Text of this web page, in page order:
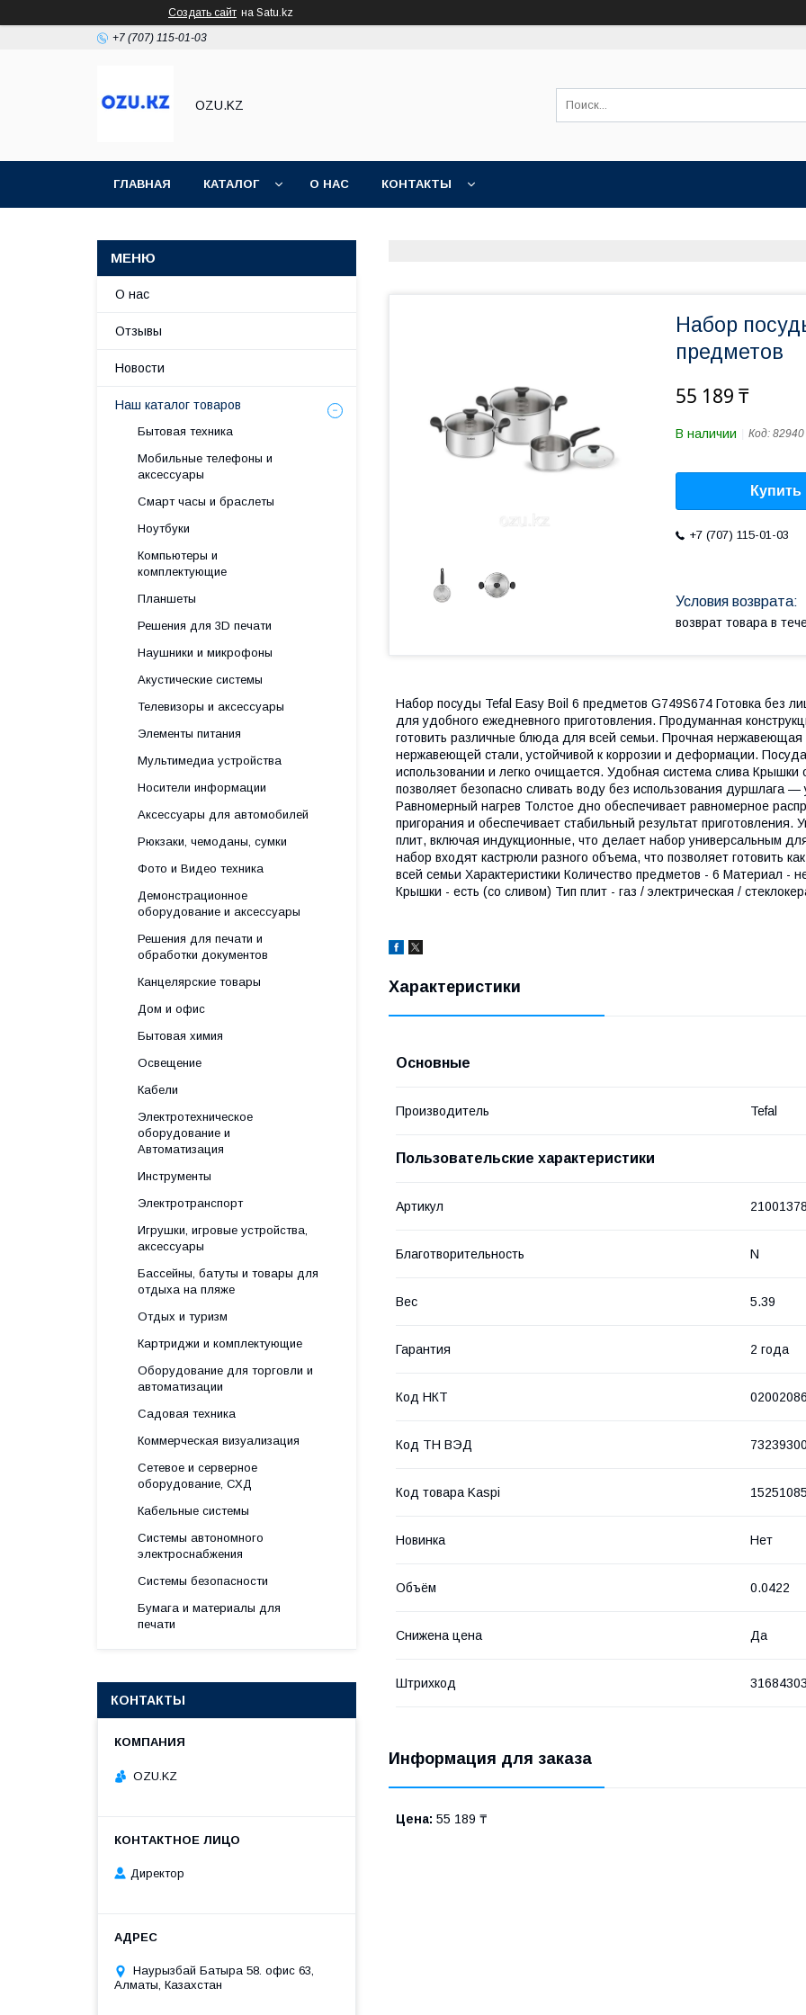
Создать сайт на Satu.kz
+7 (707) 115-01-03
OZU.KZ
ГЛАВНАЯ КАТАЛОГ О НАС КОНТАКТЫ
Набор
предметов
55 189 ₸
В наличии Код: 82940
Купить
+7 (707) 115-01-03
возврат товара в
Набор посуды Tefal Easy Boil 6 предметов G749S674 Готовка без
для удобного ежедневного приготовления. Продуманная
готовить различные блюда для всей семьи. Прочная нержавеющая
нержавеющей стали, устойчивой к коррозии и деформации.
использовании и легко очищается. Удобная система слива
позволяет безопасно сливать воду без использования дуршлага
Равномерный нагрев Толстое дно обеспечивает равномерное
пригорания и обеспечивает стабильный результат
плит, включая индукционные, что делает набор универсальным
набор входят кастрюли разного объема, что позволяет готовить
всей семьи Характеристики Количество предметов - 6 Материал
Крышки - есть (со сливом) Тип плит - газ / электрическая /
Характеристики
Основные
Производитель Tefal
Пользовательские характеристики
Артикул
Благотворительность N
Вес 5.39
Гарантия 2 года
Код НКТ
Код ТН ВЭД
Код товара Kaspi
Новинка Нет
Объём 0.0422
Снижена цена Да
Штрихкод
Информация для заказа
Цена: 55 189 ₸
О нас
Отзывы
Новости
Наш каталог товаров
Бытовая техника
Мобильные телефоны и
аксессуары
Смарт часы и браслеты
Ноутбуки
Компьютеры и
комплектующие
Планшеты
Решения для 3D печати
Наушники и микрофоны
Акустические системы
Телевизоры и аксессуары
Элементы питания
Мультимедиа устройства
Носители информации
Аксессуары для автомобилей
Рюкзаки, чемоданы, сумки
Фото и Видео техника
Демонстрационное
оборудование и аксессуары
Решения для печати и
обработки документов
Канцелярские товары
Дом и офис
Бытовая химия
Освещение
Кабели
Электротехническое
оборудование и
Автоматизация
Инструменты
Электротранспорт
Игрушки, игровые устройства,
аксессуары
Бассейны, батуты и товары для
отдыха на пляже
Отдых и туризм
Картриджи и комплектующие
Оборудование для торговли и
автоматизации
Садовая техника
Коммерческая визуализация
Сетевое и серверное
оборудование, СХД
Кабельные системы
Системы автономного
электроснабжения
Системы безопасности
Бумага и материалы для
печати
КОНТАКТЫ
OZU.KZ
Директор
Наурызбай Батыра 58. офис 63,
Алматы, Казахстан